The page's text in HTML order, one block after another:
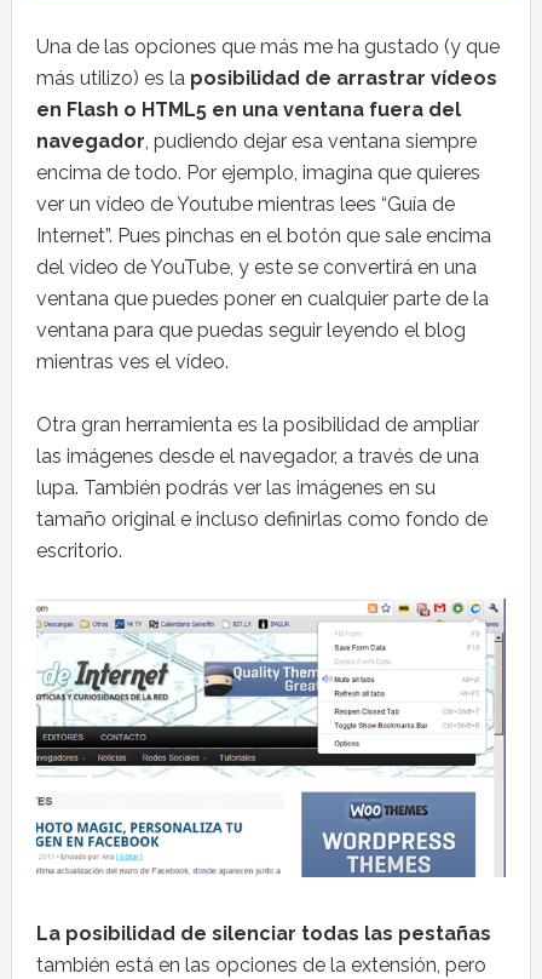
Una de las opciones que más me ha gustado (y que
más utilizo) es la posibilidad de arrastrar vídeos
en Flash o HTML5 en una ventana fuera del
navegador , pudiendo dejar esa ventana siempre
encima de todo. Por ejemplo, imagina que quieres
ver un vídeo de Youtube mientras lees “Guía de
Internet”. Pues pinchas en el botón que sale encima
del video de YouTube, y este se convertirá en una
ventana que puedes poner en cualquier parte de la
ventana para que puedas seguir leyendo el blog
mientras ves el vídeo.
Otra gran herramienta es la posibilidad de ampliar
las imágenes desde el navegador, a través de una
lupa. También podrás ver las imágenes en su
tamaño original e incluso definirlas como fondo de
escritorio.
La posibilidad de silenciar todas las pestañas
también está en las opciones de la extensión, pero